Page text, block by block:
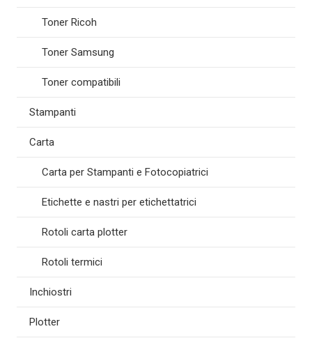
Toner Ricoh
Toner Samsung
Toner compatibili
Stampanti
Carta
Carta per Stampanti e Fotocopiatrici
Etichette e nastri per etichettatrici
Rotoli carta plotter
Rotoli termici
Inchiostri
Plotter